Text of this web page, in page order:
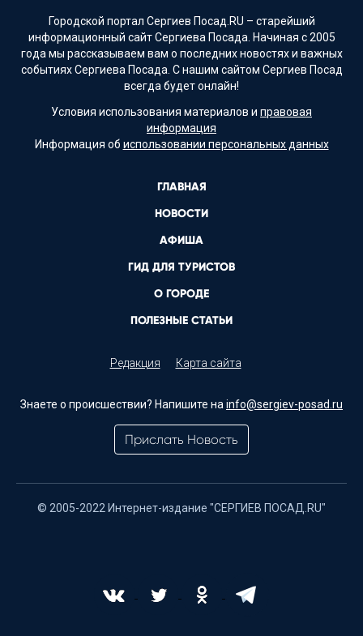
Городской портал Сергиев Посад.RU – старейший
информационный сайт Сергиева Посада. Начиная с 2005
года мы рассказываем вам о последних новостях и важных
событиях Сергиева Посада. С нашим сайтом Сергиев Посад
всегда будет онлайн!
Условия использования материалов и правовая
информация
Информация об использовании персональных данных
ГЛАВНАЯ
НОВОСТИ
АФИША
ГИД ДЛЯ ТУРИСТОВ
О ГОРОДЕ
ПОЛЕЗНЫЕ СТАТЬИ
Редакция Карта сайта
Знаете о происшествии? Напишите на info@sergiev-posad.ru
Прислать Новость
© 2005-2022 Интернет-издание "СЕРГИЕВ ПОСАД.RU"